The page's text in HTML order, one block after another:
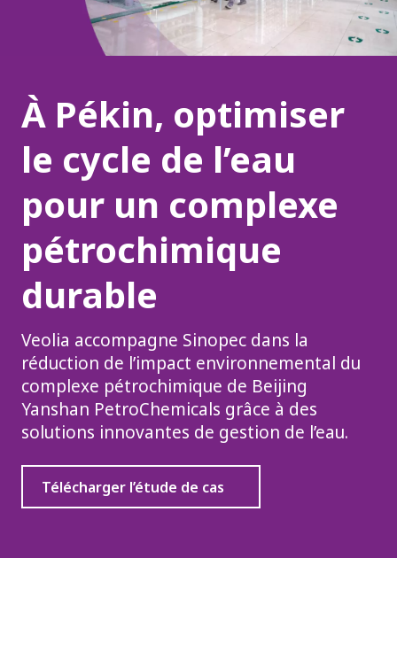
À Pékin, optimiser
le cycle de l’eau
pour un complexe
pétrochimique
durable
Veolia accompagne Sinopec dans la
réduction de l’impact environnemental du
complexe pétrochimique de Beijing
Yanshan PetroChemicals grâce à des
solutions innovantes de gestion de l’eau.
Télécharger l’étude de cas